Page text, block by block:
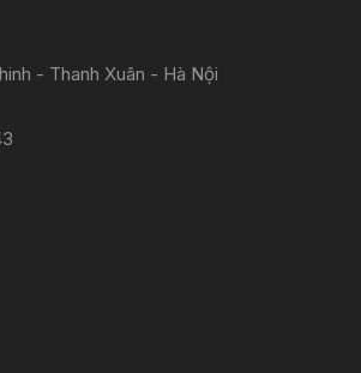
- Thanh Xuân - Hà Nội